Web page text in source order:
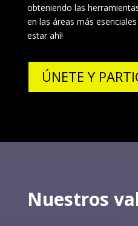
obteniendo las
en las áreas más
estar ahí!
ÚNETE Y
Nuestros